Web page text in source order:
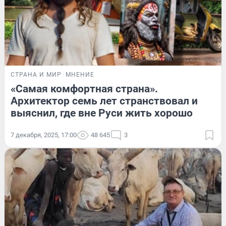
СТРАНА И МИР МНЕНИЕ
«Самая комфортная страна».
Архитектор семь лет странствовал и
выяснил, где вне Руси жить хорошо
7 декабря, 2025, 17:00 48 645 3